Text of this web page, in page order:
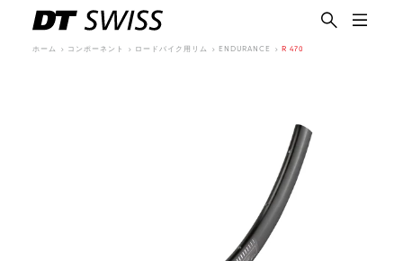
ホーム コンポーネント ロードバイク用リム ENDURANCE R 470